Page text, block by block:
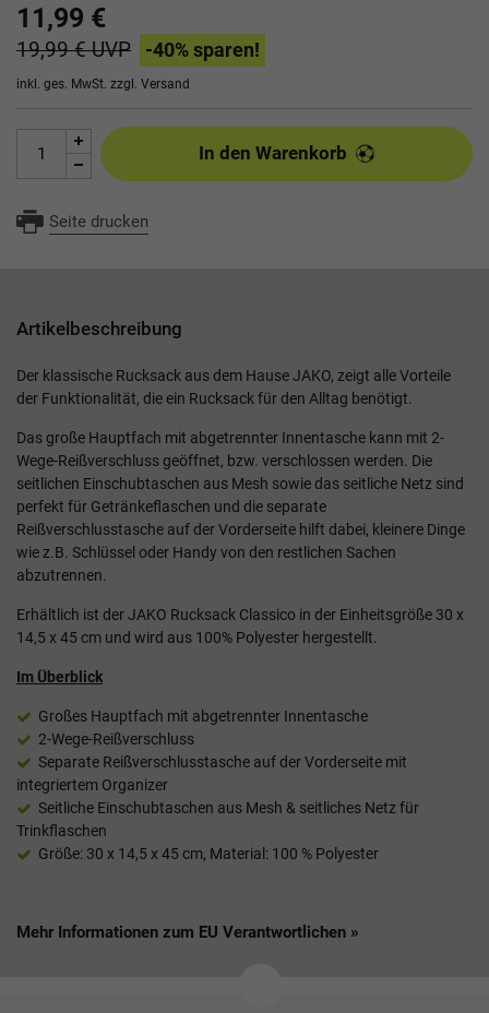
11,99 €
19,99 €UVP -40% sparen!
inkl. ges. MwSt. zzgl. Versand
In den Warenkorb
Seite drucken
Artikelbeschreibung
Der klassische Rucksack aus dem Hause JAKO, zeigt alle Vorteile
der Funktionalität, die ein Rucksack für den Alltag benötigt.
Das große Hauptfach mit abgetrennter Innentasche kann mit 2-
Wege-Reißverschluss geöffnet, bzw. verschlossen werden. Die
seitlichen Einschubtaschen aus Mesh sowie das seitliche Netz sind
perfekt für Getränkeflaschen und die separate
Reißverschlusstasche auf der Vorderseite hilft dabei, kleinere Dinge
wie z.B. Schlüssel oder Handy von den restlichen Sachen
abzutrennen.
Erhältlich ist der JAKO Rucksack Classico in der Einheitsgröße 30 x
14,5 x 45 cm und wird aus 100% Polyester hergestellt.
Im Überblick
Großes Hauptfach mit abgetrennter Innentasche
2-Wege-Reißverschluss
Separate Reißverschlusstasche auf der Vorderseite mit
integriertem Organizer
Seitliche Einschubtaschen aus Mesh & seitliches Netz für
Trinkflaschen
Größe: 30 x 14,5 x 45 cm, Material: 100 % Polyester
Mehr Informationen zum EU Verantwortlichen »